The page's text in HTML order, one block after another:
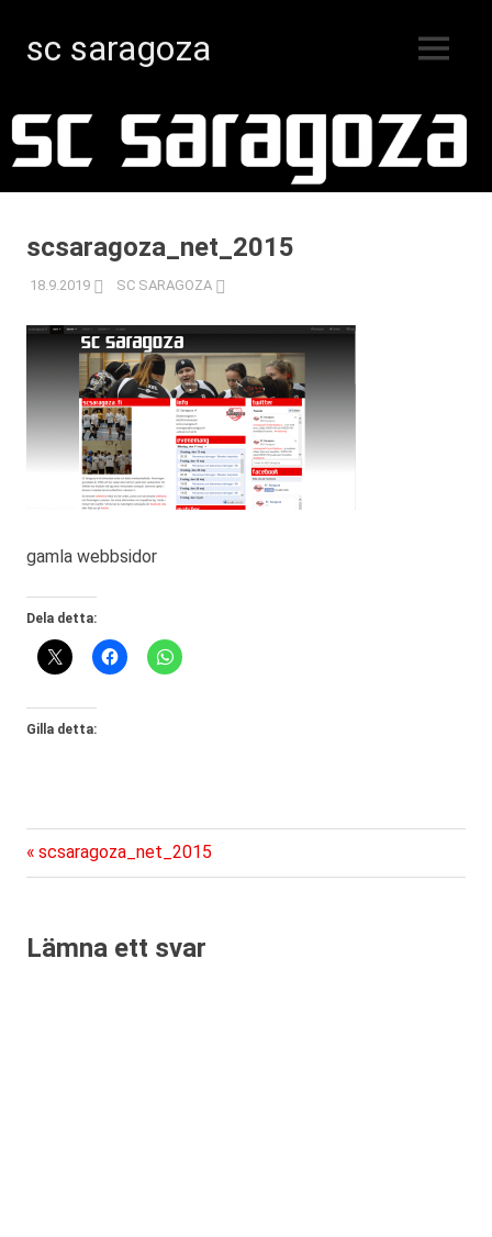
innehåll
sc saragoza
Kristinestad
sedan
MENY
scsaragoza_net_2015
18.9.2019 SC SARAGOZA
gamla webbsidor
Dela detta:
Gilla detta:
Inläggsnavigering
Föregående
inlägg:
scsaragoza_net_2015
Lämna ett svar